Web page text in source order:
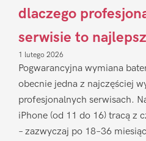
dlaczego
serwisie to
1 lutego 2026
Pogwarancyjna wymiana
obecnie jedna z najczęściej
profesjonalnych serwisach.
iPhone (od 11 do 16) tracą z
– zazwyczaj po 18–36